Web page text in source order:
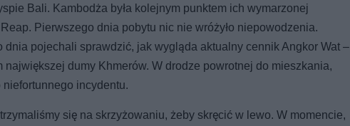
Bali. Kambodża była kolejnym punktem ich wymarzonej
Pierwszego dnia pobytu nic nie wróżyło niepowodzenia.
pojechali sprawdzić, jak wygląda aktualny cennik Angkor Wat –
dumy Khmerów. W drodze powrotnej do mieszkania,
incydentu.
się na skrzyżowaniu, żeby skręcić w lewo. W momencie,